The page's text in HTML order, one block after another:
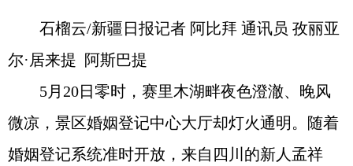
石榴云/新疆日报记者 阿比拜 通讯员 孜丽亚
尔·居来提 阿斯巴提
5月20日零时，赛里木湖畔夜色澄澈、晚风
微凉，景区婚姻登记中心大厅却灯火通明。随着
婚姻登记系统准时开放，来自四川的新人孟祥